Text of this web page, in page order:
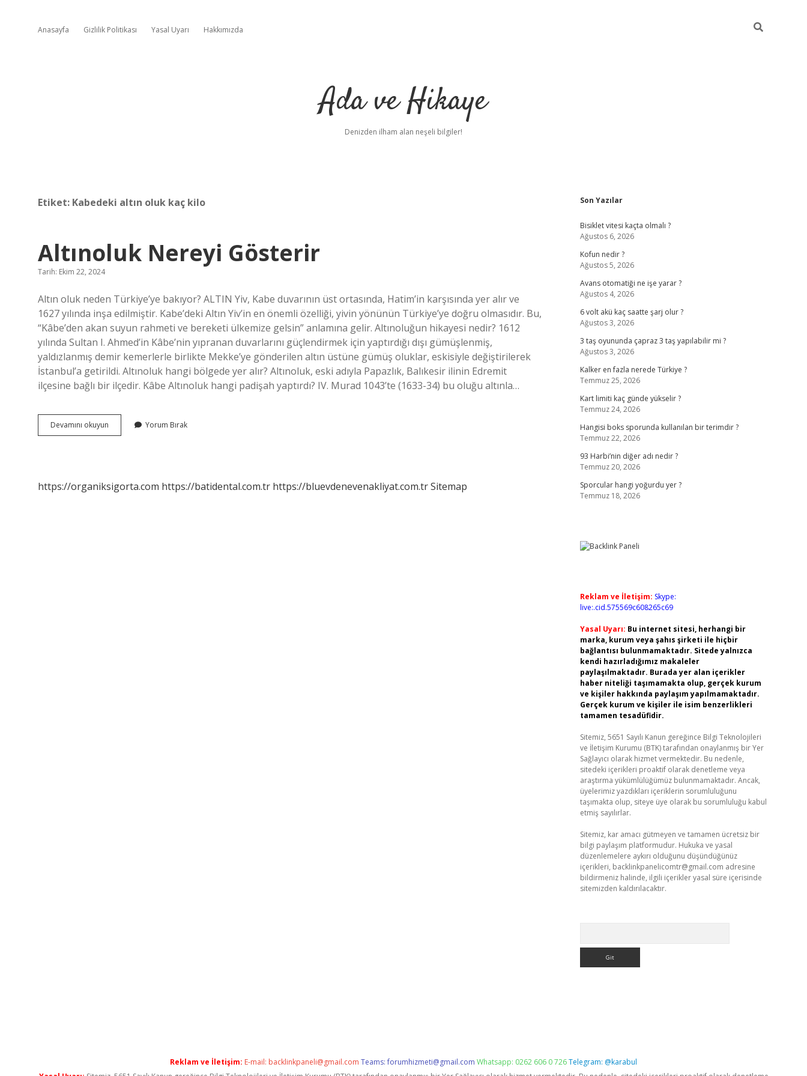
Anasayfa Gizlilik Politikası Yasal Uyarı Hakkımızda
Ada ve Hikaye
Denizden ilham alan neşeli bilgiler!
Etiket: Kabedeki altın oluk kaç kilo
Altınoluk Nereyi Gösterir
Tarih: Ekim 22, 2024
Altın oluk neden Türkiye’ye bakıyor? ALTIN ​​Yiv, Kabe duvarının üst ortasında, Hatim’in karşısında yer alır ve
1627 yılında inşa edilmiştir. Kabe’deki Altın Yiv’in en önemli özelliği, yivin yönünün Türkiye’ye doğru olmasıdır. Bu,
“Kâbe’den akan suyun rahmeti ve bereketi ülkemize gelsin” anlamına gelir. Altınoluğun hikayesi nedir? 1612
yılında Sultan I. Ahmed’in Kâbe’nin yıpranan duvarlarını güçlendirmek için yaptırdığı dışı gümüşlenmiş,
yaldızlanmış demir kemerlerle birlikte Mekke’ye gönderilen altın üstüne gümüş oluklar, eskisiyle değiştirilerek
İstanbul’a getirildi. Altınoluk hangi bölgede yer alır? Altınoluk, eski adıyla Papazlık, Balıkesir ilinin Edremit
ilçesine bağlı bir ilçedir. Kâbe Altınoluk hangi padişah yaptırdı? IV. Murad 1043’te (1633-34) bu oluğu altınla…
Devamını okuyun Altınoluk
Nereyi
Yorum Bırak
https://organiksigorta.com https://batidental.com.tr https://bluevdenevenakliyat.com.trSitemap
Sidebar
Son Yazılar
Bisiklet vitesi kaçta olmalı ?
Ağustos 6, 2026
Kofun nedir ?
Ağustos 5, 2026
Avans otomatiği ne işe yarar ?
Ağustos 4, 2026
6 volt akü kaç saatte şarj olur ?
Ağustos 3, 2026
3 taş oyununda çapraz 3 taş yapılabilir mi ?
Ağustos 3, 2026
Kalker en fazla nerede Türkiye ?
Temmuz 25, 2026
Kart limiti kaç günde yükselir ?
Temmuz 24, 2026
Hangisi boks sporunda kullanılan bir terimdir ?
Temmuz 22, 2026
93 Harbi’nin diğer adı nedir ?
Temmuz 20, 2026
Sporcular hangi yoğurdu yer ?
Temmuz 18, 2026
Reklam ve İletişim: Skype:
live:.cid.575569c608265c69
Yasal Uyarı: Bu internet sitesi, herhangi bir
marka, kurum veya şahıs şirketi ile hiçbir
bağlantısı bulunmamaktadır. Sitede yalnızca
kendi hazırladığımız makaleler
paylaşılmaktadır. Burada yer alan içerikler
haber niteliği taşımamakta olup, gerçek kurum
ve kişiler hakkında paylaşım yapılmamaktadır.
Gerçek kurum ve kişiler ile isim benzerlikleri
tamamen tesadüfidir.
Sitemiz, 5651 Sayılı Kanun gereğince Bilgi Teknolojileri
ve İletişim Kurumu (BTK) tarafından onaylanmış bir Yer
Sağlayıcı olarak hizmet vermektedir. Bu nedenle,
sitedeki içerikleri proaktif olarak denetleme veya
araştırma yükümlülüğümüz bulunmamaktadır. Ancak,
üyelerimiz yazdıkları içeriklerin sorumluluğunu
taşımakta olup, siteye üye olarak bu sorumluluğu kabul
etmiş sayılırlar.
Sitemiz, kar amacı gütmeyen ve tamamen ücretsiz bir
bilgi paylaşım platformudur. Hukuka ve yasal
düzenlemelere aykırı olduğunu düşündüğünüz
içerikleri, backlinkpanelicomtr@gmail.com adresine
bildirmeniz halinde, ilgili içerikler yasal süre içerisinde
sitemizden kaldırılacaktır.
Reklam ve İletişim: E-mail: backlinkpaneli@gmail.com Teams:forumhizmeti@gmail.com Whatsapp: 0262 606 0 726Telegram: @karabul